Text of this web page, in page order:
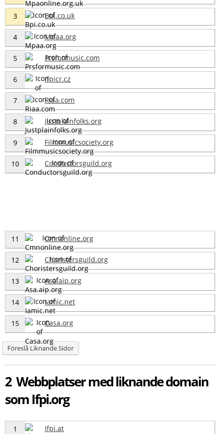
3 Bpi.co.uk
4 Mpaa.org
5 Prsformusic.com
6 Ifpicr.cz
7 Riaa.com
8 Justplainfolks.org
9 Filmmusicsociety.org
10 Conductorsguild.org
11 Cmnonline.org
12 Choristersguild.org
13 Asa.aip.org
14 Iamic.net
15 Casa.org
Föreslå Liknande Sidor
2 Webbplatser med liknande domain
som Ifpi.org
1 Ifpi.at